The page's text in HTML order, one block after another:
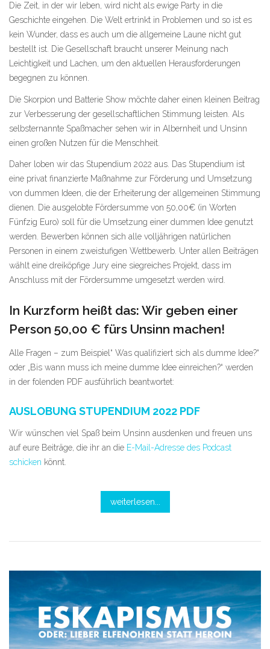
Die Zeit, in der wir leben, wird nicht als ewige Party in die
Geschichte eingehen. Die Welt ertrinkt in Problemen und so ist es
kein Wunder, dass es auch um die allgemeine Laune nicht gut
bestellt ist. Die Gesellschaft braucht unserer Meinung nach
Leichtigkeit und Lachen, um den aktuellen Herausforderungen
begegnen zu können.
Die Skorpion und Batterie Show möchte daher einen kleinen Beitrag
zur Verbesserung der gesellschaftlichen Stimmung leisten. Als
selbsternannte Spaßmacher sehen wir in Albernheit und Unsinn
einen großen Nutzen für die Menschheit.
Daher loben wir das Stupendium 2022 aus. Das Stupendium ist
eine privat finanzierte Maßnahme zur Förderung und Umsetzung
von dummen Ideen, die der Erheiterung der allgemeinen Stimmung
dienen. Die ausgelobte Fördersumme von 50,00€ (in Worten
Fünfzig Euro) soll für die Umsetzung einer dummen Idee genutzt
werden. Bewerben können sich alle volljährigen natürlichen
Personen in einem zweistufigen Wettbewerb. Unter allen Beiträgen
wählt eine dreiköpfige Jury eine siegreiches Projekt, dass im
Anschluss mit der Fördersumme umgesetzt werden wird.
In Kurzform heißt das: Wir geben einer
Person 50,00 € fürs Unsinn machen!
Alle Fragen – zum Beispiel“ Was qualifiziert sich als dumme Idee?“
oder „Bis wann muss ich meine dumme Idee einreichen?“ werden
in der folenden PDF ausführlich beantwortet:
AUSLOBUNG STUPENDIUM 2022 PDF
Wir wünschen viel Spaß beim Unsinn ausdenken und freuen uns
auf eure Beiträge, die ihr an die E-Mail-Adresse des Podcast
schicken könnt.
weiterlesen...